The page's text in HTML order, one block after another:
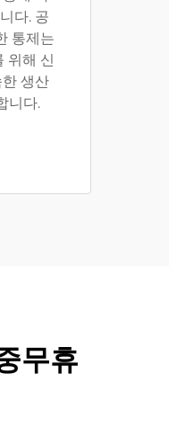
다. 공
통제는
위해 신
생산
니다.
무휴